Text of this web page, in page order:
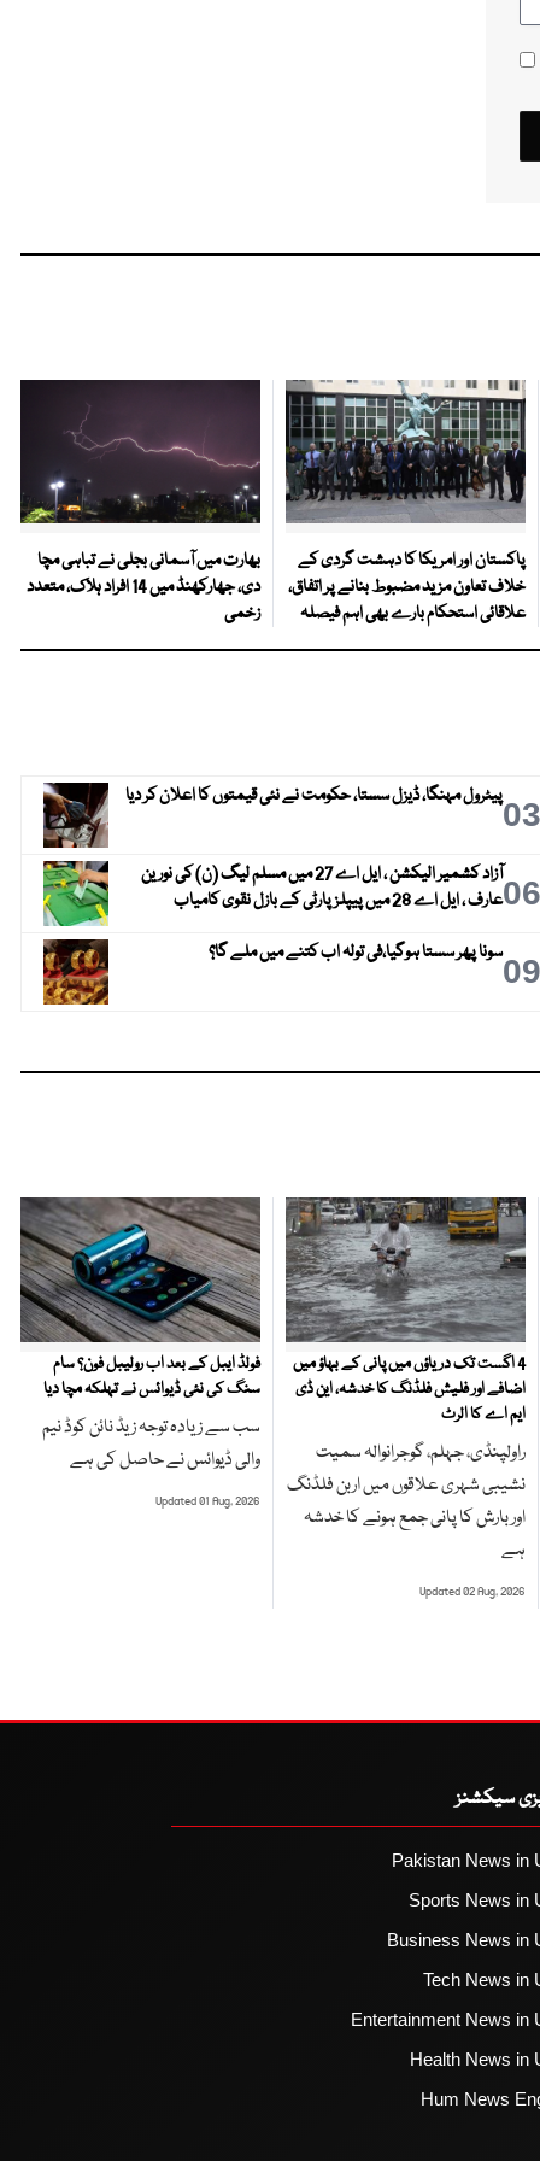
پاکستان اور امریکا کا دہشت گردی کے
خلاف تعاون مزید مضبوط بنانے پر اتفاق،
علاقائی استحکام بارے بھی اہم فیصلہ
بھارت میں آسمانی بجلی نے تباہی مچا
دی، جھارکھنڈ میں 14 افراد ہلاک، متعدد
زخمی
03پیٹرول مہنگا، ڈیزل سستا، حکومت نے نئی قیمتوں کا اعلان کر دیا
06
آزاد کشمیر الیکشن ، ایل اے 27 میں مسلم لیگ (ن) کی نورین
عارف ، ایل اے 28 میں پیپلز پارٹی کے بازل نقوی کامیاب
09سونا پھر سستا ہوگیا،فی تولہ اب کتنے میں ملے گا؟
4 اگست تک دریاؤں میں پانی کے بہاؤ میں
اضافے اور فلیش فلڈنگ کا خدشہ، این ڈی
ایم اے کا الرٹ
راولپنڈی، جہلم، گوجرانوالہ سمیت
نشیبی شہری علاقوں میں اربن فلڈنگ
اور بارش کا پانی جمع ہونے کا خدشہ
ہے
Updated 02 Aug, 2026
فولڈ ایبل کے بعد اب رولیبل فون؟ سام
سنگ کی نئی ڈیوائس نے تہلکہ مچا دیا
سب سے زیادہ توجہ زیڈ نائن کوڈ نیم
والی ڈیوائس نے حاصل کی ہے
Updated 01 Aug, 2026
سیکشنز
Pakistan News in
Sports News in
Business News in
Tech News in
Entertainment News in
Health News in
Hum News